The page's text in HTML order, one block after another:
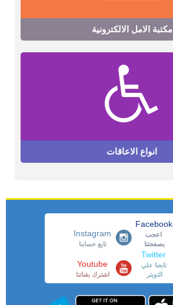
مكتبة الامل الالكترونية
انواع الاعاقات
Facebook
اعجب
بصفحتنا
Instagram
تابع حسابنا
Twitter
تابعنا علي
التويتر
Youtube
اشترك بقناتنا